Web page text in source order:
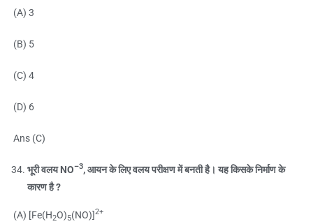
(A) 3
(B) 5
(C) 4
(D) 6
Ans (C)
भूरी वलय NO–3, आयन के लिए वलय परीक्षण में बनती है। यह किसके निर्माण के
कारण है ?
(A) [Fe(H2O)5(NO)]2+